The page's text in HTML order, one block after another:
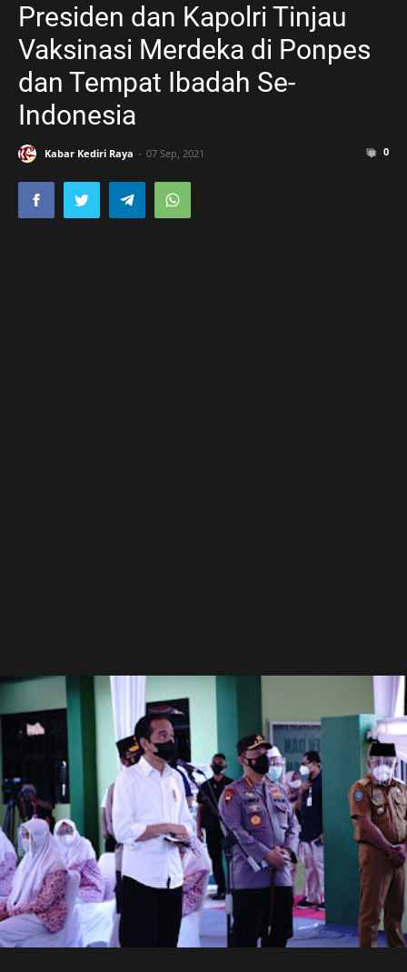
Presiden dan Kapolri Tinjau
Vaksinasi Merdeka di Ponpes
dan Tempat Ibadah Se-
Indonesia
Kabar Kediri Raya 07 Sep, 2021 0